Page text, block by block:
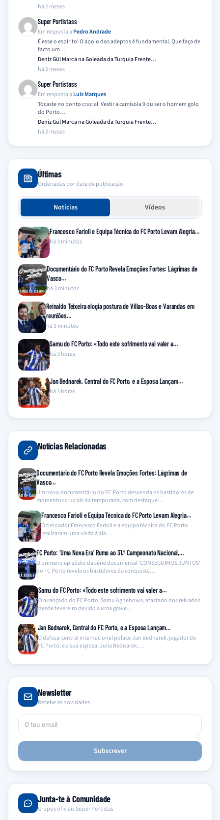
há 2 meses
Super Portistass
Em resposta a Pedro Andrade
É esse o espírito! O apoio dos adeptos é fundamental. Que faça de
facto um…
Deniz Gül Marca na Goleada da Turquia Frente…
há 2 meses
Super Portistass
Em resposta a Luis Marques
Tocaste no ponto crucial. Vestir a camisola 9 ou ser o homem golo
do Porto…
Deniz Gül Marca na Goleada da Turquia Frente…
há 2 meses
Últimas
Ordenadas por data de publicação
Notícias Vídeos
Francesco Farioli e Equipa Técnica do FC Porto Levam Alegria…
há 3 minutos
Documentário do FC Porto Revela Emoções Fortes: Lágrimas de
Vasco…
há 3 minutos
Reinaldo Teixeira elogia postura de Villas-Boas e Varandas em
reuniões…
há 3 minutos
Samu do FC Porto: «Todo este sofrimento vai valer a…
há 3 horas
Jan Bednarek, Central do FC Porto, e a Esposa Lançam…
há 3 horas
Notícias Relacionadas
Documentário do FC Porto Revela Emoções Fortes: Lágrimas de
Vasco…
Um novo documentário do FC Porto desvenda os bastidores de
momentos cruciais da temporada, com destaque…
Francesco Farioli e Equipa Técnica do FC Porto Levam Alegria…
O treinador Francesco Farioli e a equipa técnica do FC Porto
realizaram uma visita à ala…
FC Porto: ‘Uma Nova Era’ Rumo ao 31.º Campeonato Nacional,…
O primeiro episódio da série documental 'CONSEGUIMOS JUNTOS'
do FC Porto revela os bastidores da conquista…
Samu do FC Porto: «Todo este sofrimento vai valer a…
O avançado do FC Porto, Samu Aghehowa, afastado dos relvados
desde fevereiro devido a uma grave…
Jan Bednarek, Central do FC Porto, e a Esposa Lançam…
O defesa-central internacional polaco Jan Bednarek, jogador do
FC Porto, e a sua esposa, Julia Bednarek,…
Newsletter
Recebe as novidades
Subscrever
Junta-te à Comunidade
Grupos oficiais Super Portistas